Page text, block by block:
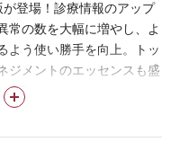
登場！診療情報のアップ
常の数を大幅に増やし、よ
よう使い勝手を向上。トッ
ジメントのエッセンスも盛
1冊」。